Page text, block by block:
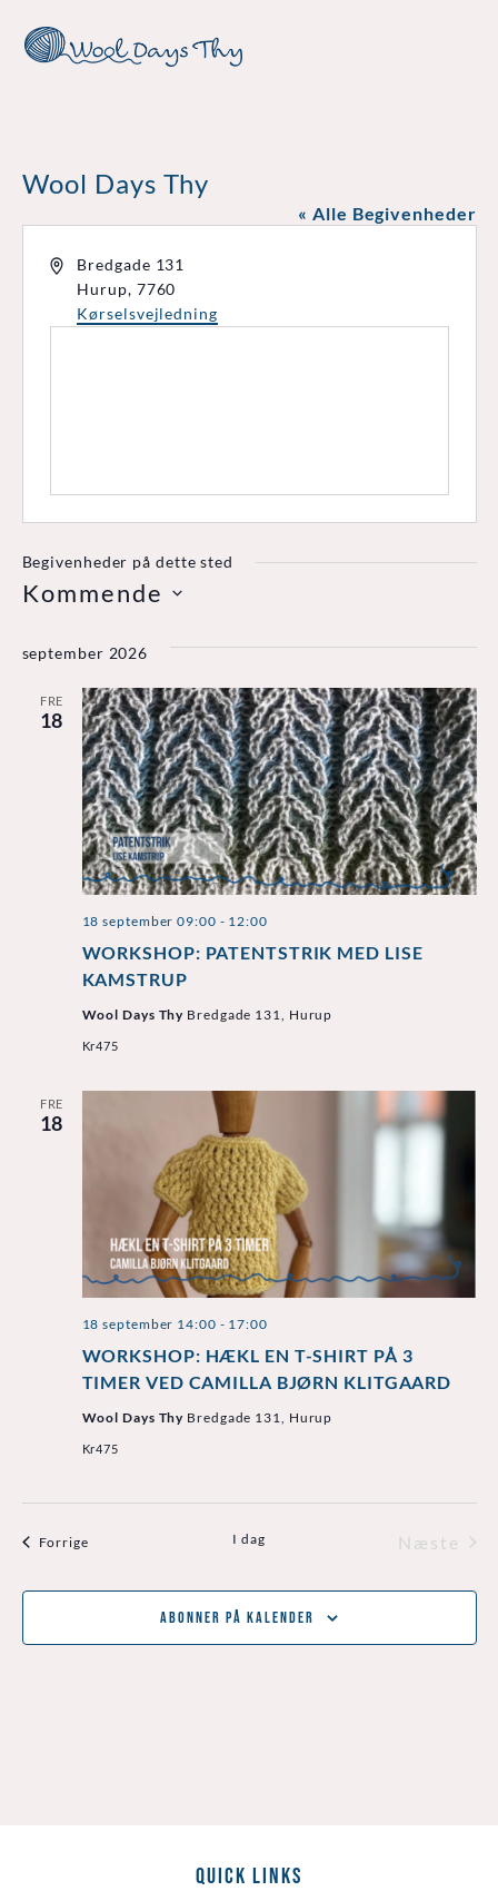
Wool Days Thy
« Alle Begivenheder
Adresse
Bredgade 131
Hurup, 7760
Kørselsvejledning
Begivenheder på dette sted
Kommende
september 2026
FRE
18
WORKSHOP: PATENTSTRIK MED LISE
KAMSTRUP
18 september 09:00 - 12:00
Wool Days Thy Bredgade 131, Hurup
Kr475
FRE
18
WORKSHOP: HÆKL EN T-SHIRT PÅ 3
TIMER VED CAMILLA BJØRN KLITGAARD
18 september 14:00 - 17:00
Wool Days Thy Bredgade 131, Hurup
Kr475
ForrigeBegivenheder I dag Næste
Abonner På Kalender
Quick Links